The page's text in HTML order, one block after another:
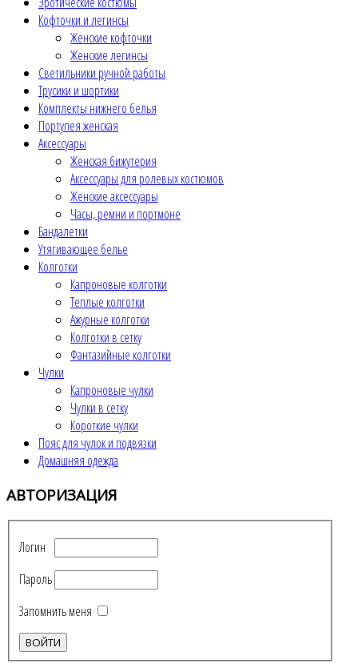
Кофточки и легинсы
Женские кофточки
Женские легинсы
Светильники ручной работы
Трусики и шортики
Комплекты нижнего белья
Портупея женская
Аксессуары
Женская бижутерия
Аксессуары для ролевых костюмов
Женские аксессуары
Часы, ремни и портмоне
Бандалетки
Утягивающее белье
Колготки
Капроновые колготки
Теплые колготки
Ажурные колготки
Колготки в сетку
Фантазийные колготки
Чулки
Капроновые чулки
Чулки в сетку
Короткие чулки
Пояс для чулок и подвязки
Домашняя одежда
АВТОРИЗАЦИЯ
Логин
Пароль
Запомнить меня